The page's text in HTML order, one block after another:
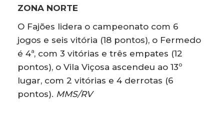
ZONA NORTE
O Fajões lidera o campeonato com 6
jogos e seis vitória (18 pontos), o Fermedo
é 4ª, com 3 vitórias e três empates (12
pontos), o Vila Viçosa ascendeu ao 13º
lugar, com 2 vitórias e 4 derrotas (6
pontos). MMS/RV